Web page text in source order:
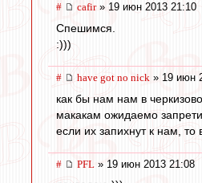
# cafir» 19 июн 2013 21:10
Спешимся.
:)))
# have got no nick » 19 июн
как бы нам нам в
макакам ожидаемо
если их запихнут к нам, то
# PFL » 19 июн 2013 21:08